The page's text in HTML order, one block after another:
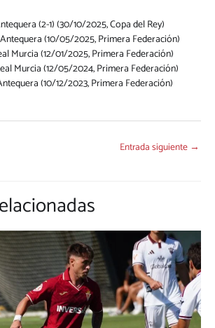
(2-1) (30/10/2025, Copa del Rey)
(10/05/2025, Primera Federación)
Murcia (12/01/2025, Primera Federación)
Murcia (12/05/2024, Primera Federación)
(10/12/2023, Primera Federación)
Entrada siguiente →